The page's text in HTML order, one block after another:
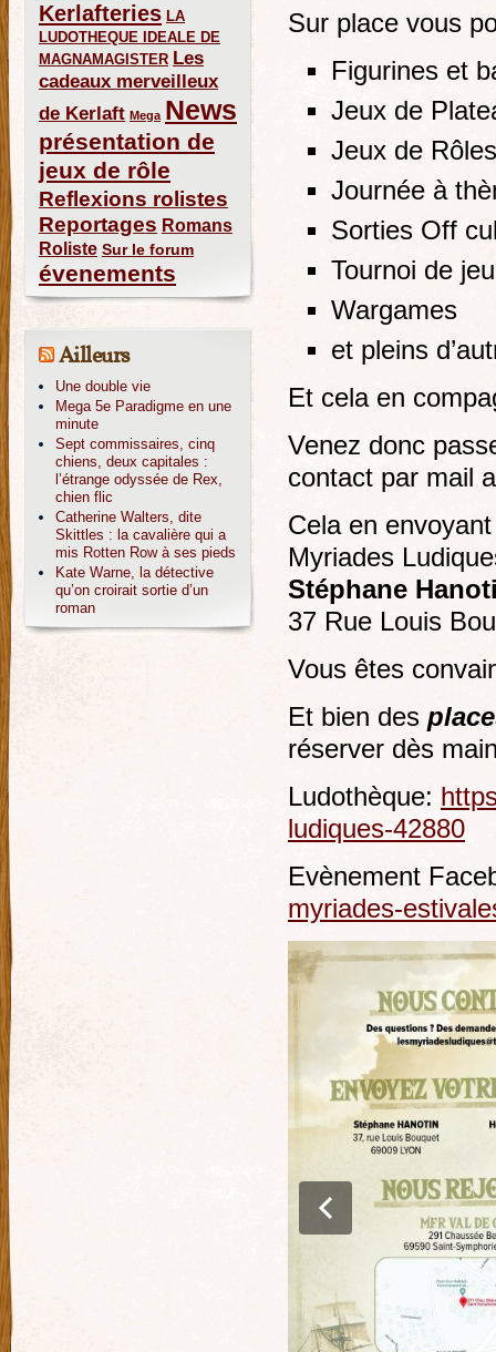
Sur place vous
Figurines et
Jeux de
Jeux de
Journée à
Sorties Off
Tournoi de
Wargames
et pleins
Et cela en
Venez donc
contact par mail
Cela en
Myriades
Stéphane
37 Rue Louis
Vous êtes
Et bien des
réserver dès
Ludothèque:
ludiques-42880
Evènement
myriades-
Kerlafteries LA
LUDOTHEQUE IDEALE DE
MAGNAMAGISTER Les
cadeaux merveilleux
de Kerlaft Mega News
présentation de
jeux de rôle
Reflexions rolistes
Reportages Romans
Roliste Sur le forum
évenements
Ailleurs
Une double vie
Mega 5e Paradigme en une
minute
Sept commissaires, cinq
chiens, deux capitales :
l’étrange odyssée de Rex,
chien flic
Catherine Walters, dite
Skittles : la cavalière qui a
mis Rotten Row à ses pieds
Kate Warne, la détective
qu’on croirait sortie d’un
roman